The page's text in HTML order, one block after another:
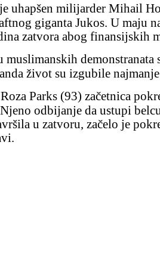
giganta Jukos. U maju
zatvora abog finansijskih
život su izgubile
odbijanje da ustupi
u zatvoru, začelo je